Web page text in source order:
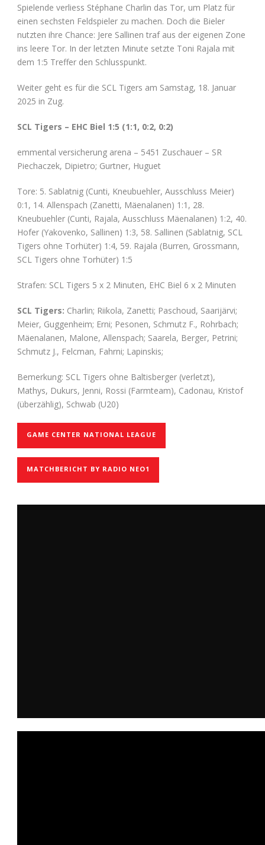
Spielende verliess Stéphane Charlin das Tor, um Platz für
einen sechsten Feldspieler zu machen. Doch die Bieler
nutzten ihre Chance: Jere Sallinen traf aus der eigenen Zone
ins leere Tor. In der letzten Minute setzte Toni Rajala mit
dem 1:5 Treffer den Schlusspunkt.
Weiter geht es für die SCL Tigers am Samstag, 18. Januar
2025 in Zug.
SCL Tigers – EHC Biel 1:5 (1:1, 0:2, 0:2)
emmental versicherung arena – 5451 Zuschauer – SR
Piechaczek, Dipietro; Gurtner, Huguet
Tore: 5. Sablatnig (Cunti, Kneubuehler, Ausschluss Meier)
0:1, 14. Allenspach (Zanetti, Mäenalanen) 1:1, 28.
Kneubuehler (Cunti, Rajala, Ausschluss Mäenalanen) 1:2, 40.
Hofer (Yakovenko, Sallinen) 1:3, 58. Sallinen (Sablatnig, SCL
Tigers ohne Torhüter) 1:4, 59. Rajala (Burren, Grossmann,
SCL Tigers ohne Torhüter) 1:5
Strafen: SCL Tigers 5 x 2 Minuten, EHC Biel 6 x 2 Minuten
SCL Tigers: Charlin; Riikola, Zanetti; Paschoud, Saarijärvi;
Meier, Guggenheim; Erni; Pesonen, Schmutz F., Rohrbach;
Mäenalanen, Malone, Allenspach; Saarela, Berger, Petrini;
Schmutz J., Felcman, Fahrni; Lapinskis;
Bemerkung: SCL Tigers ohne Baltisberger (verletzt),
Mathys, Dukurs, Jenni, Rossi (Farmteam), Cadonau, Kristof
(überzählig), Schwab (U20)
GAME CENTER NATIONAL LEAGUE
MATCHBERICHT BY RADIO NEO1